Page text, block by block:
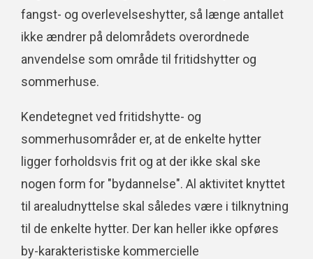
fangst- og overlevelseshytter, så længe antallet
ikke ændrer på delområdets overordnede
anvendelse som område til fritidshytter og
sommerhuse.
Kendetegnet ved fritidshytte- og
sommerhusområder er, at de enkelte hytter
ligger forholdsvis frit og at der ikke skal ske
nogen form for "bydannelse". Al aktivitet knyttet
til arealudnyttelse skal således være i tilknytning
til de enkelte hytter. Der kan heller ikke opføres
by-karakteristiske kommercielle